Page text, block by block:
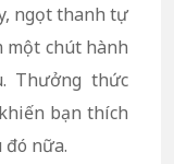
ngọt thanh tự
một chút hành
Thưởng thức
bạn thích
đó nữa.